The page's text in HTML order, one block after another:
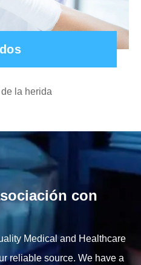
la herida
con
Medical and Healthcare
reliable source. We have a